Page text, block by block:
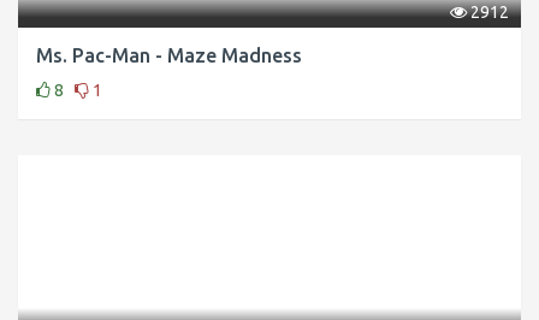
2912
Ms. Pac-Man - Maze Madness
8 1